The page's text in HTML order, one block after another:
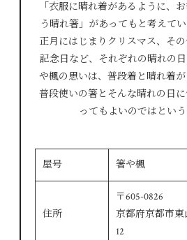
「衣服に晴れ着があるように、
う晴れ箸」があってもと考えて
正月にはじまりクリスマス、そ
記念日など、それぞれの晴れの
や楓の思いは、普段着と晴れ着
普段使いの箸とそんな晴れの日
ってもよいのではという
屋号 箸や楓
住所
〒605-0826
京都府京都市東
12